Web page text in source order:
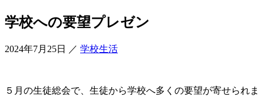
学校への要望プレゼン
2024年7月25日 ／ 学校生活
５月の生徒総会で、生徒から学校へ多くの要望が寄せられま